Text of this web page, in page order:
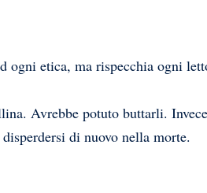
ogni etica, ma rispecchia ogni
Avrebbe potuto buttarli.
di nuovo nella morte.